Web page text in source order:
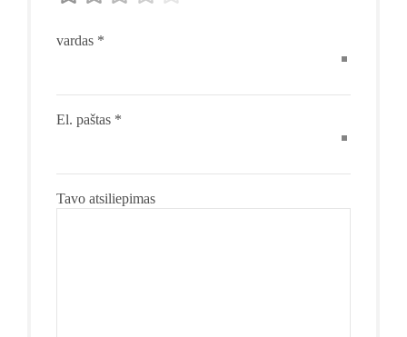
Tavo atsiliepimas
vardas *
El. paštas *